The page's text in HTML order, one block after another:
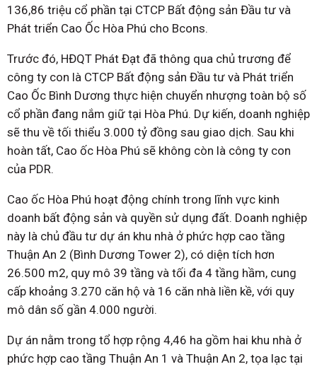
136,86 triệu cổ phần tại CTCP Bất động sản Đầu tư và
Phát triển Cao Ốc Hòa Phú cho Bcons.
Trước đó, HĐQT Phát Đạt đã thông qua chủ trương để
công ty con là CTCP Bất động sản Đầu tư và Phát triển
Cao Ốc Bình Dương thực hiện chuyển nhượng toàn bộ số
cổ phần đang nắm giữ tại Hòa Phú. Dự kiến, doanh nghiệp
sẽ thu về tối thiểu 3.000 tỷ đồng sau giao dịch. Sau khi
hoàn tất, Cao ốc Hòa Phú sẽ không còn là công ty con
của PDR.
Cao ốc Hòa Phú hoạt động chính trong lĩnh vực kinh
doanh bất động sản và quyền sử dụng đất. Doanh nghiệp
này là chủ đầu tư dự án khu nhà ở phức hợp cao tầng
Thuận An 2 (Bình Dương Tower 2), có diện tích hơn
26.500 m2, quy mô 39 tầng và tối đa 4 tầng hầm, cung
cấp khoảng 3.270 căn hộ và 16 căn nhà liền kề, với quy
mô dân số gần 4.000 người.
Dự án nằm trong tổ hợp rộng 4,46 ha gồm hai khu nhà ở
phức hợp cao tầng Thuận An 1 và Thuận An 2, tọa lạc tại